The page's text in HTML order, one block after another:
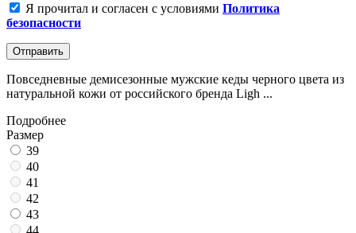
Я прочитал и согласен с условиями Политика
безопасности
Отправить
Повседневные демисезонные мужские кеды черного цвета из
натуральной кожи от российского бренда Ligh ...
Подробнее
Размер
39
40
41
42
43
44